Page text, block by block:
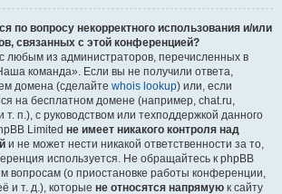
по вопросу некорректного использования и/или
связанных с этой конференцией?
любым из администраторов, перечисленных в
команда». Если вы не получили ответа,
домена (сделайте whois lookup) или, если
на бесплатном домене (например, chat.ru,
т. п.), с руководством или техподдержкой данного
Limited не имеет никакого контроля над
и не может нести никакой ответственности за то,
используется. Не обращайтесь к phpBB
вопросам (о приостановке работы конференции,
и т. д.), которые не относятся напрямую к сайту